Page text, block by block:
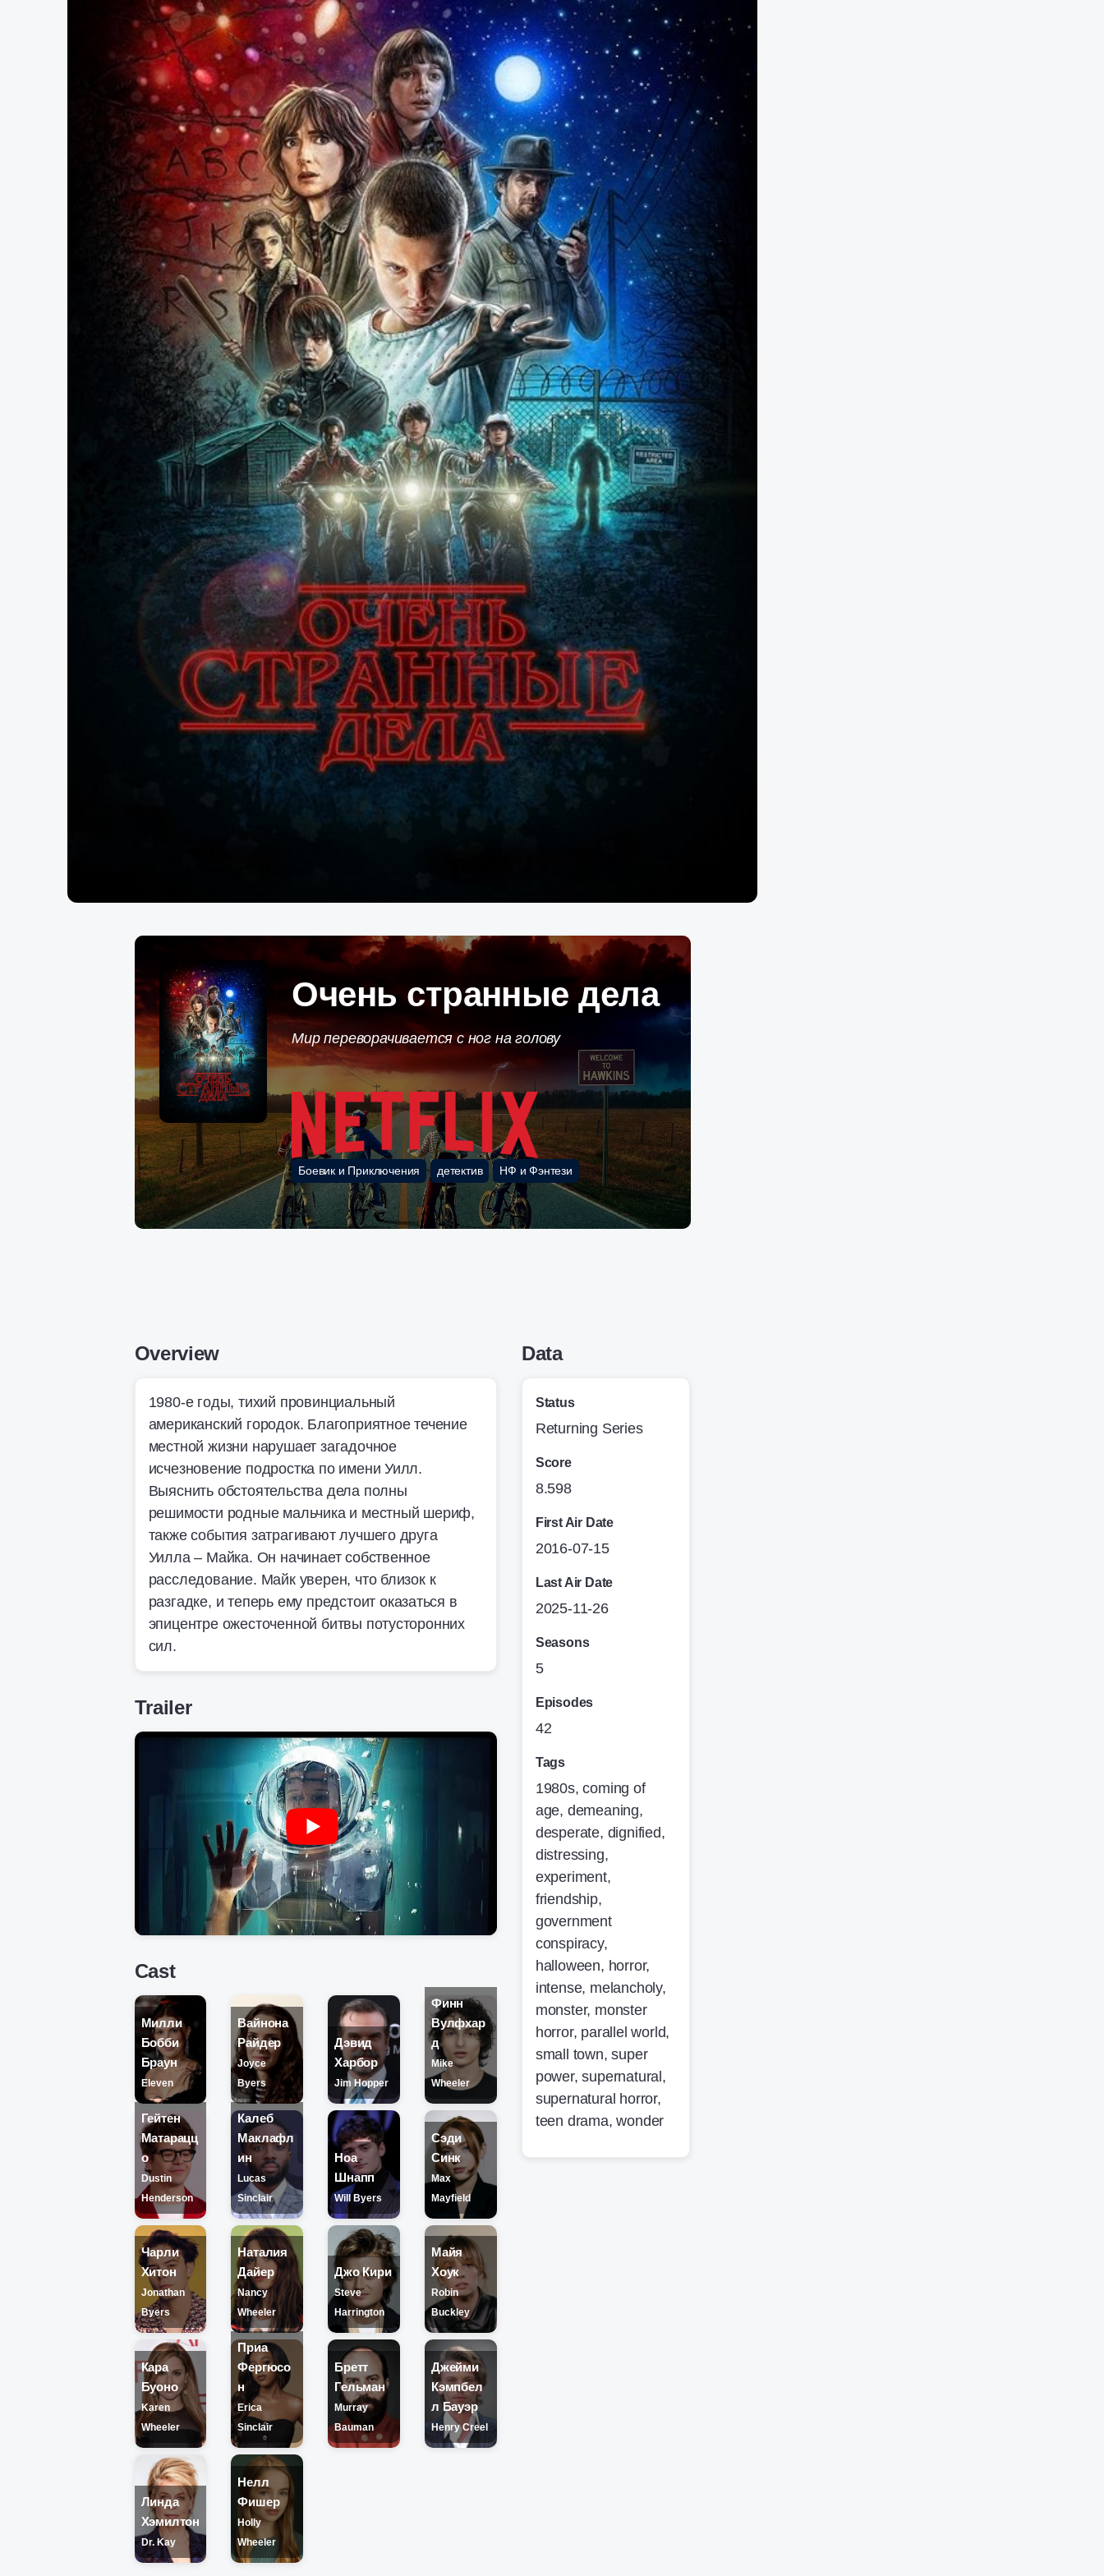
Очень странные дела
Мир переворачивается с ног на голову
Боевик и Приключения детектив НФ и Фэнтези
Overview
1980-е годы, тихий провинциальный
американский городок. Благоприятное течение
местной жизни нарушает загадочное
исчезновение подростка по имени Уилл.
Выяснить обстоятельства дела полны
решимости родные мальчика и местный шериф,
также события затрагивают лучшего друга
Уилла – Майка. Он начинает собственное
расследование. Майк уверен, что близок к
разгадке, и теперь ему предстоит оказаться в
эпицентре ожесточенной битвы потусторонних
сил.
Trailer
Cast
Милли
Бобби
Браун
Eleven
Вайнона
Райдер
Joyce
Byers
Дэвид
Харбор
Jim Hopper
Финн
Вулфхар
д
Mike
Wheeler
Гейтен
Матарацц
о
Dustin
Henderson
Калеб
Маклафл
ин
Lucas
Sinclair
Ноа
Шнапп
Will Byers
Сэди
Синк
Max
Mayfield
Чарли
Хитон
Jonathan
Byers
Наталия
Дайер
Nancy
Wheeler
Джо Кири
Steve
Harrington
Майя
Хоук
Robin
Buckley
Кара
Буоно
Karen
Wheeler
Приа
Фергюсо
н
Erica
Sinclair
Бретт
Гельман
Murray
Bauman
Джейми
Кэмпбел
л Бауэр
Henry Creel
Линда
Хэмилтон
Dr. Kay
Нелл
Фишер
Holly
Wheeler
Data
Status
Returning Series
Score
8.598
First Air Date
2016-07-15
Last Air Date
2025-11-26
Seasons
5
Episodes
42
Tags
1980s,coming of
age, demeaning,
desperate, dignified,
distressing,
experiment,
friendship,
government
conspiracy,
halloween, horror,
intense, melancholy,
monster, monster
horror, parallel world,
small town,super
power,supernatural ,
supernatural horror,
teen drama,wonder